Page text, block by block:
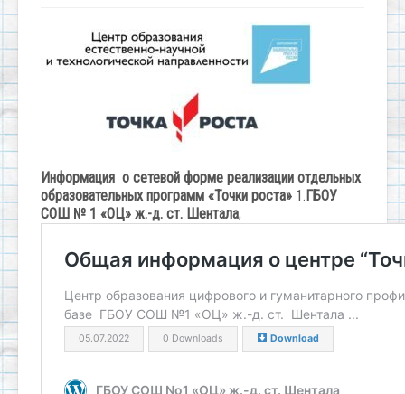
Информация о сетевой форме реализации отдельных
образовательных программ «Точки роста» 1. ГБОУ
СОШ № 1 «ОЦ» ж.-д. ст. Шентала;